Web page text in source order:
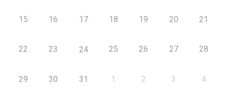
15 16 17 18 19 20 21
22 23 24 25 26 27 28
29 30 31 1 2 3 4